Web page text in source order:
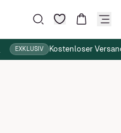
EXKLUSIV Kostenloser